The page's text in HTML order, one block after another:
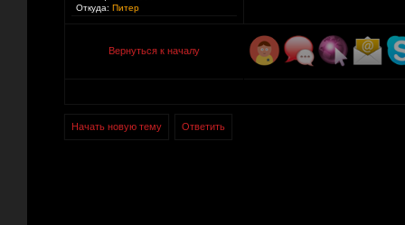
Откуда: Питер
Вернуться к началу
Начать новую тему Ответить